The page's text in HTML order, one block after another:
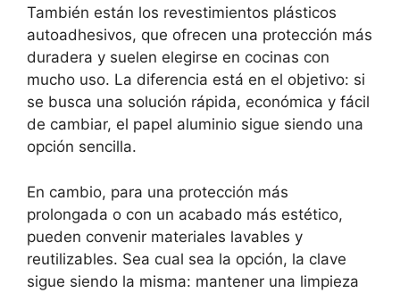
También están los revestimientos plásticos
autoadhesivos, que ofrecen una protección más
duradera y suelen elegirse en cocinas con
mucho uso. La diferencia está en el objetivo: si
se busca una solución rápida, económica y fácil
de cambiar, el papel aluminio sigue siendo una
opción sencilla.
En cambio, para una protección más
prolongada o con un acabado más estético,
pueden convenir materiales lavables y
reutilizables. Sea cual sea la opción, la clave
sigue siendo la misma: mantener una limpieza